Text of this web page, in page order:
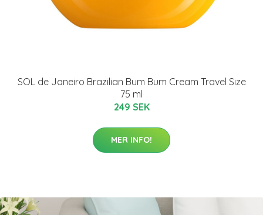
SOL de Janeiro Brazilian Bum Bum Cream Travel Size
75 ml
249 SEK
MER INFO!